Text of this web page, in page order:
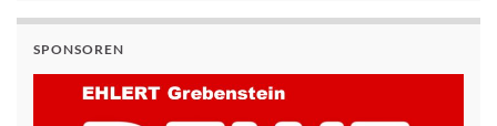
SPONSOREN